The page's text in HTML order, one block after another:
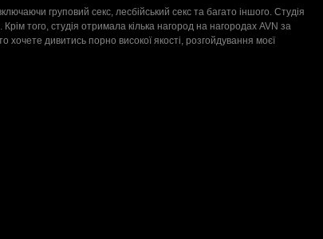
груповий секс, лесбійський секс та багато іншого. Студія
того, студія отримала кілька нагород на нагородах AVN за
дивитись порно високої якості, розгойдування моєї